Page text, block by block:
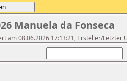
Manuela da Fonseca
am 08.06.2026 17:13:21, Ersteller/Letzter